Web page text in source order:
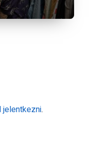
jelentkezni.